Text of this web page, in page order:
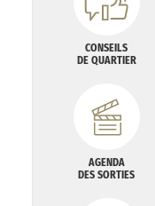
CONSEILS
DE QUARTIER
AGENDA
DES SORTIES